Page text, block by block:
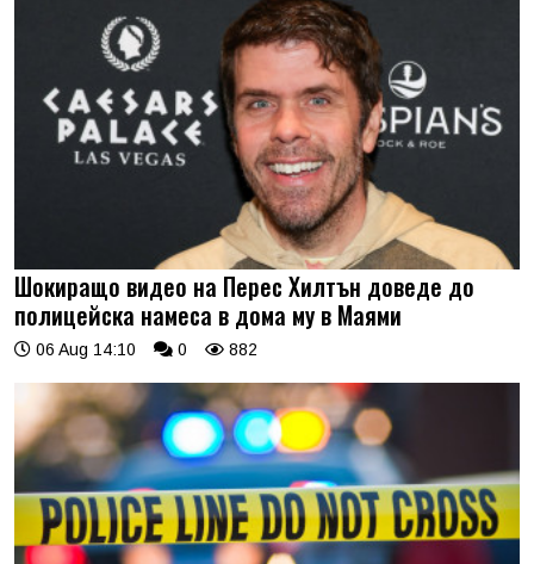
Шокиращо видео на Перес Хилтън доведе до
полицейска намеса в дома му в Маями
06 Aug 14:10 0 882